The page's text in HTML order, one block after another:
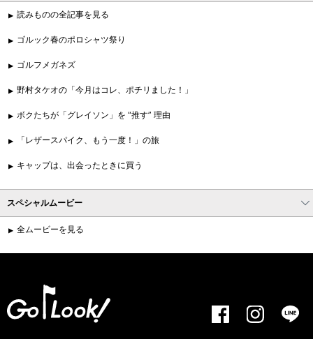
読みものの全記事を見る
ゴルック春のポロシャツ祭り
ゴルフメガネズ
野村タケオの「今月はコレ、ポチリました！」
ボクたちが「グレイソン」を “推す” 理由
「レザースパイク、もう一度！」の旅
キャップは、出会ったときに買う
スペシャルムービー
全ムービーを見る